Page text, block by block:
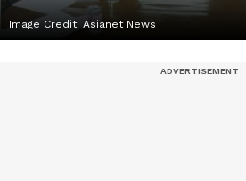
Image Credit: Asianet News